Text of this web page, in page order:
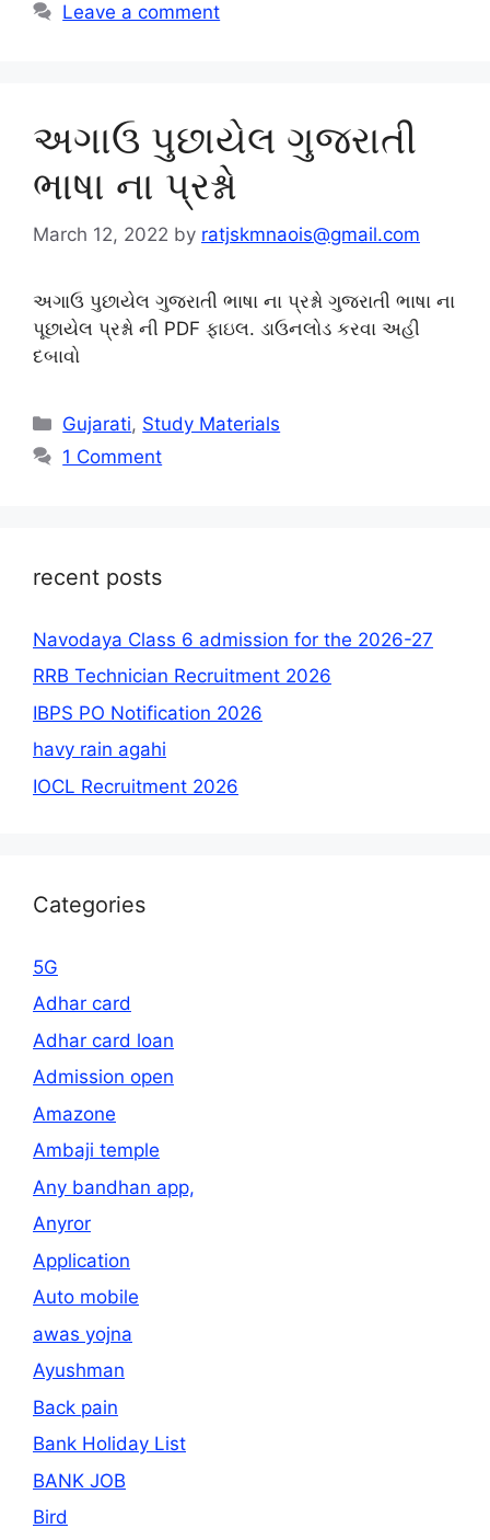
Leave a comment
અગાઉ પુછાયેલ ગુજરાતી
ભાષા ના પ્રશ્નો
March 12, 2022 by ratjskmnaois@gmail.com
અગાઉ પુછાયેલ ગુજરાતી ભાષા ના પ્રશ્નો ગુજરાતી ભાષા ના
પૂછાયેલ પ્રશ્નો ની PDF ફાઇલ. ડાઉનલોડ કરવા અહી
દબાવો
Categories
Gujarati, Study Materials
1 Comment
recent posts
Navodaya Class 6 admission for the 2026-27
RRB Technician Recruitment 2026
IBPS PO Notification 2026
havy rain agahi
IOCL Recruitment 2026
Categories
5G
Adhar card
Adhar card loan
Admission open
Amazone
Ambaji temple
Any bandhan app,
Anyror
Application
Auto mobile
awas yojna
Ayushman
Back pain
Bank Holiday List
BANK JOB
Bird